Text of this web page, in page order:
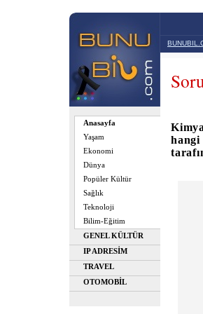
Anasayfa
Yaşam
Ekonomi
Dünya
Popüler Kültür
Sağlık
Teknoloji
Bilim-Eğitim
GENEL KÜLTÜR
IP ADRESİM
TRAVEL
OTOMOBİL